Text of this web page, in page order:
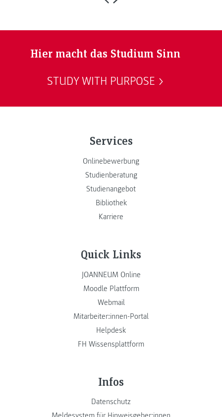
Hier macht das Studium Sinn
STUDY WITH PURPOSE
Services
Onlinebewerbung
Studienberatung
Studienangebot
Bibliothek
Karriere
Quick Links
JOANNEUM Online
Moodle Plattform
Webmail
Mitarbeiter:innen-Portal
Helpdesk
FH Wissensplattform
Infos
Datenschutz